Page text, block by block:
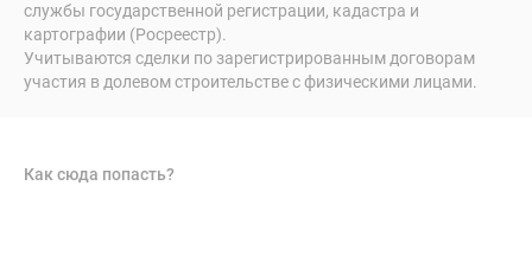
службы государственной регистрации, кадастра и
картографии (Росреестр).
Учитываются сделки по зарегистрированным договорам
участия в долевом строительстве с физическими лицами.
Как сюда попасть?